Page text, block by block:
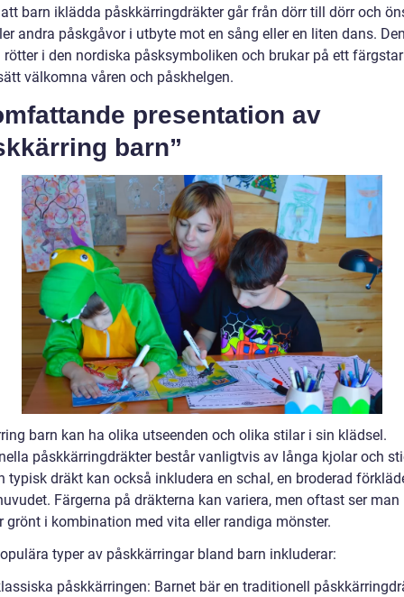
barn iklädda påskkärringdräkter går från dörr till dörr och
andra påskgåvor i utbyte mot en sång eller en liten dans.
rötter i den nordiska påsksymboliken och brukar på ett
välkomna våren och påskhelgen.
presentation av
barn”
barn kan ha olika utseenden och olika stilar i sin klädsel.
påskkärringdräkter består vanligtvis av långa kjolar och
typisk dräkt kan också inkludera en schal, en broderad
Färgerna på dräkterna kan variera, men oftast ser man
grönt i kombination med vita eller randiga mönster.
typer av påskkärringar bland barn inkluderar:
påskkärringen: Barnet bär en traditionell